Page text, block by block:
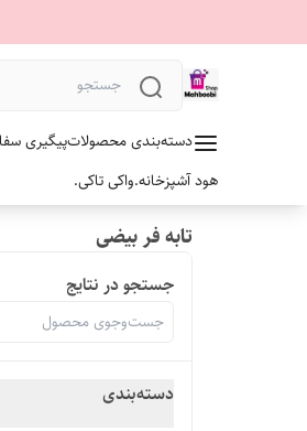
دسته‌بندی محصولاتپیگیری
هود آشپزخانه.واکی تاکی.
تابه فر بیضی
جستجو در نتایج
دسته‌بندی